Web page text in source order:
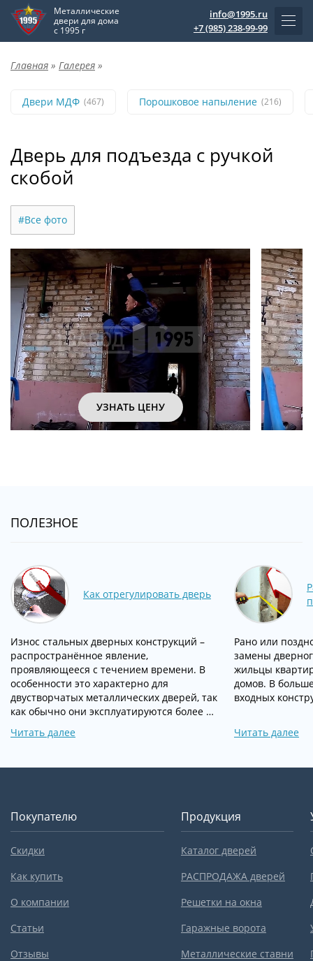
Металлические
двери для дома
с 1995 г
info@1995.ru
+7 (985) 238-99-99
Главная » Галерея »
Двери МДФ (467) Порошковое напыление (216)
Дверь для подъезда с ручкой
скобой
#Все фото
УЗНАТЬ ЦЕНУ
ПОЛЕЗНОЕ
Как отрегулировать дверь
Износ стальных дверных конструкций –
распространённое явление,
проявляющееся с течением времени. В
особенности это характерно для
двустворчатых металлических дверей, так
как обычно они эксплуатируются более …
Читать далее
Рано или
замены
жильцы
домов. В
входных
Читать далее
Покупателю
Скидки
Как купить
О компании
Статьи
Отзывы
Продукция
Каталог дверей
РАСПРОДАЖА дверей
Решетки на окна
Гаражные ворота
Металлические ставни